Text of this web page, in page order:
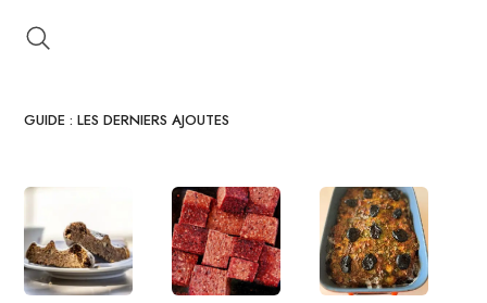
GUIDE : LES DERNIERS AJOUTES